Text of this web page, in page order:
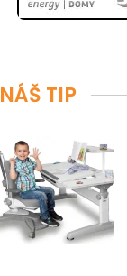
NÁŠ TIP